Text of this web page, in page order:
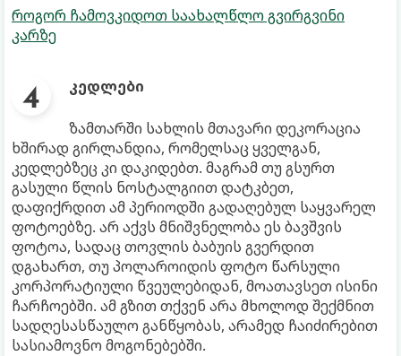
როგორ ჩამოვკიდოთ საახალწლო გვირგვინი
კარზე
კედლები
ზამთარში სახლის მთავარი დეკორაცია
ხშირად გირლანდია, რომელსაც ყველგან,
კედლებზეც კი დაკიდებთ. მაგრამ თუ გსურთ
გასული წლის ნოსტალგიით დატკბეთ,
დაფიქრდით ამ პერიოდში გადაღებულ საყვარელ
ფოტოებზე. არ აქვს მნიშვნელობა ეს ბავშვის
ფოტოა, სადაც თოვლის ბაბუის გვერდით
დგახართ, თუ პოლაროიდის ფოტო წარსული
კორპორატიული წვეულებიდან, მოათავსეთ ისინი
ჩარჩოებში. ამ გზით თქვენ არა მხოლოდ შექმნით
სადღესასწაულო განწყობას, არამედ ჩაიძირებით
სასიამოვნო მოგონებებში.